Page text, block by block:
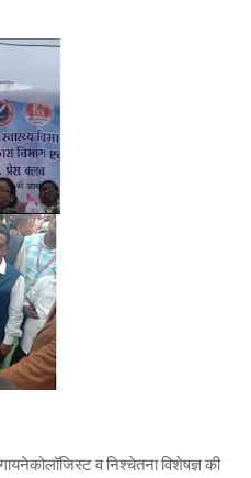
व निश्चेतना विशेषज्ञ की